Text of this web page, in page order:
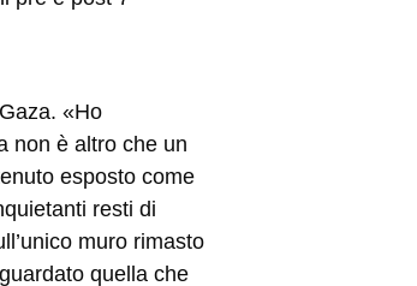
«Ho
non è altro che un
esposto come
resti di
muro rimasto
quella che